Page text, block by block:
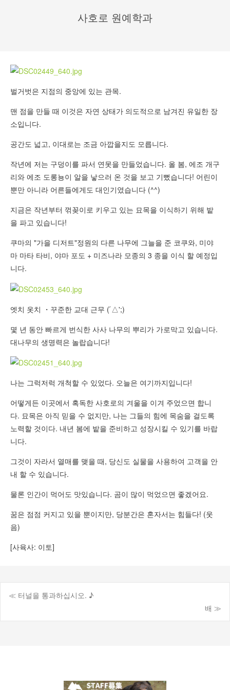
사호로 원예학과
벌거벗은 지점의 중앙에 있는 관목.
맨 점을 만들 때 이것은 자연 상태가 의도적으로 남겨진 유일한 장
소입니다.
공간도 넓고, 이대로는 조금 아깝을지도 모릅니다.
작년에 저는 구덩이를 파서 연못을 만들었습니다. 올 봄, 에조 개구
리와 에조 도롱뇽이 알을 낳으러 온 것을 보고 기뻤습니다! 어린이
뿐만 아니라 어른들에게도 대인기였습니다 (^^)
지금은 작년부터 꺾꽂이로 키우고 있는 묘목을 이식하기 위해 밭
을 파고 있습니다!
쿠마의 "가을 디저트"정원의 다른 나무에 그늘을 준 코쿠와, 미야
마 마타 타비, 야마 포도 + 미즈나라 모종의 3 종을 이식 할 예정입
니다.
엣치 옷치 ・꾸준한 교대 근무 ( ́△';)
몇 년 동안 빠르게 번식한 사사 나무의 뿌리가 가로막고 있습니다.
대나무의 생명력은 놀랍습니다!
나는 그럭저럭 개척할 수 있었다. 오늘은 여기까지입니다!
어떻게든 이곳에서 혹독한 사호로의 겨울을 이겨 주었으면 합니
다. 묘목은 아직 믿을 수 없지만, 나는 그들의 힘에 목숨을 걸도록
노력할 것이다. 내년 봄에 밭을 준비하고 성장시킬 수 있기를 바랍
니다.
그것이 자라서 열매를 맺을 때, 당신도 실물을 사용하여 고객을 안
내 할 수 있습니다.
물론 인간이 먹어도 맛있습니다. 곰이 많이 먹었으면 좋겠어요.
꿈은 점점 커지고 있을 뿐이지만, 당분간은 혼자서는 힘들다! (웃
음)
[사육사: 이토]
게
≪ 터널을 통과하십시오. ♪
배 ≫